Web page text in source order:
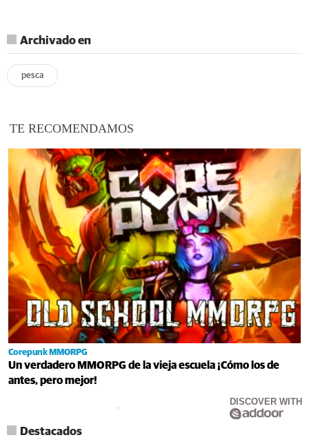
Archivado en
pesca
TE RECOMENDAMOS
Corepunk MMORPG
Un verdadero MMORPG de la vieja escuela ¡Cómo los de
antes, pero mejor!
DISCOVER WITH
Destacados